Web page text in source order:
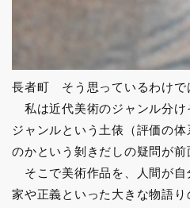
長者町 そう思っているわけで
私は近代美術のジャンル分け
ジャンルという土俵（評価の
のかという剝きだしの疑問が前
そこで美術作品を、人間が自
家や正義といった大きな物語